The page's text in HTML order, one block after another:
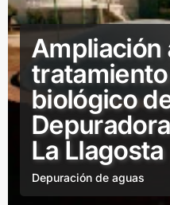
Ampliación
tratamiento
biológico
La Llagosta
Depuración de aguas